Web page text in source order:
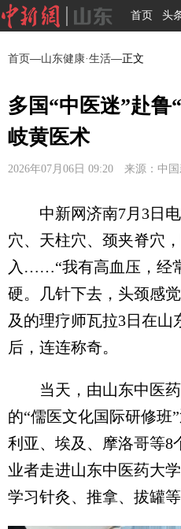
首页 头
首页—山东健康·生活—正文
多国“中医迷”赴鲁
岐黄医术
2026年07月06日 09:20 来源：中国
中新网济南7月3日电
穴、天柱穴、颈夹脊穴
入……“我有高血压，经
硬。几针下去，头颈感
及的理疗师瓦拉3日在山
后，连连称奇。
当天，由山东中医药
的“儒医文化国际研修班
利亚、埃及、摩洛哥等8
业者走进山东中医药大
学习针灸、推拿、拔罐等